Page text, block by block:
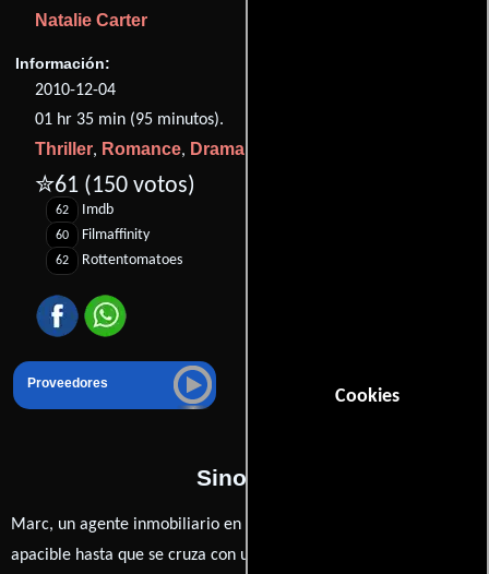
Cookies
Natalie Carter
Información:
2010-12-04
01 hr 35 min (95 minutos).
Thriller, Romance, Drama
✮61 (150 votos)
62 Imdb
60 Filmaffinity
62 Rottentomatoes
Proveedores
Sinopsis
Marc, un agente inmobiliario en el sur de Francia, lleva una vida
apacible hasta que se cruza con una enigmática mujer que le